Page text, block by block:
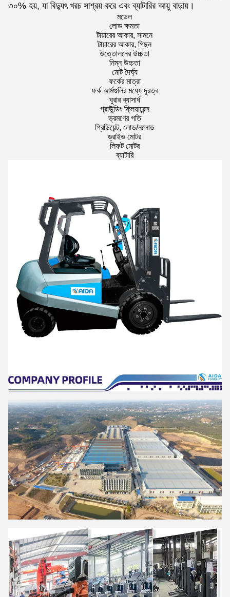
৩০% হয়, যা বিদ্যুৎ খরচ সাশ্রয় করে এবং ব্যাটারির আয়ু বাড়ায়।
মডেল
লোড ক্ষমতা
টায়ারের আকার, সামনে
টায়ারের আকার, পিছন
উত্তোলনের উচ্চতা
নিম্ন উচ্চতা
মোট দৈর্ঘ্য
ফর্কের মাত্রা
ফর্ক আর্মগুলির মধ্যে দূরত্ব
ঘুরার ব্যাসার্ধ
গ্রাউন্ডিং ক্লিয়ারেন্স
ভ্রমণের গতি
গ্রিডিয়েন্ট, লোড/নলোড
ড্রাইভ মোটর
লিফট মোটর
ব্যাটারি